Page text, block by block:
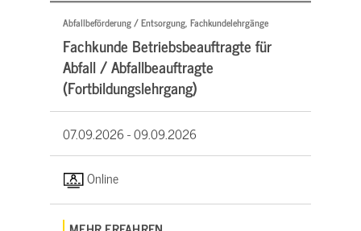
Abfallbeförderung / Entsorgung, Fachkundelehrgänge
Fachkunde Betriebsbeauftragte für
Abfall / Abfallbeauftragte
(Fortbildungslehrgang)
07.09.2026 -09.09.2026
Online